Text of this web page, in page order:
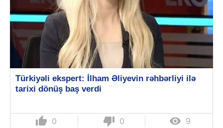
Türkiyəli ekspert: İlham Əliyevin rəhbərliyi ilə
tarixi dönüş baş verdi
thumb_up 0 thumb_down 0  9